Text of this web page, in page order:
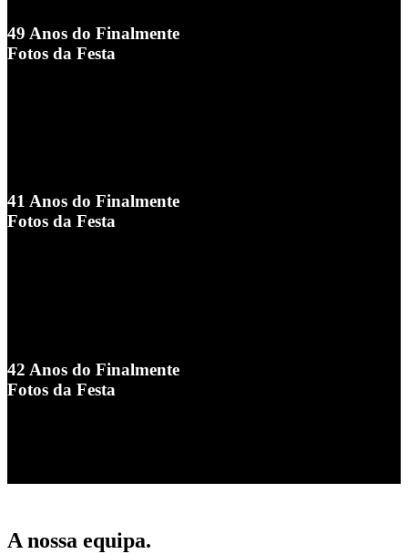
49 Anos do Finalmente
Fotos da Festa
41 Anos do Finalmente
Fotos da Festa
42 Anos do Finalmente
Fotos da Festa
A nossa equipa.